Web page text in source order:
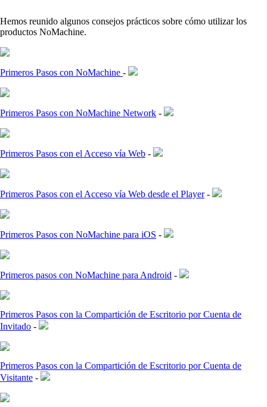
Hemos reunido algunos consejos prácticos sobre cómo utilizar los
productos NoMachine.
Primeros Pasos con NoMachine -
Primeros Pasos con NoMachine Network -
Primeros Pasos con el Acceso vía Web -
Primeros Pasos con el Acceso vía Web desde el Player-
Primeros Pasos con NoMachine para iOS -
Primeros pasos con NoMachine para Android -
Primeros Pasos con la Compartición de Escritorio por Cuenta de
Invitado -
Primeros Pasos con la Compartición de Escritorio por Cuenta de
Visitante -